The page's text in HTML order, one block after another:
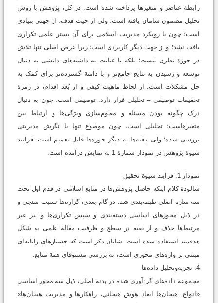
رابطة عناصر و متغیرها پرداخته ‌شده است. در کل، پژوهش با روش
تحلیل مضمون سامان ‌یافته است؛ ولی از حیث هدف، از جهتی بنیادی
است؛ چون با رویکرد مدیریت اسلامی برای آن بستر علمی تکراری
یافت نشد؛ و از جهت ديگر کاربردی است؛ زیرا غرض اصلی تنها تلاش
در حوزة نظری نیست؛ بلکه با عنایت به داشته‌های دانشی به دنبال
توسعه و رسیدن به نتایج جامع‌تر و با دامنة گسترده‌تر برای کمک به
حل مشکلات است. از لحاظ ماهیت کیفی و از بُعد اقدام، در زمرة
تحقیقات توصیفی – تحلیلی قرار دارد. توصیفی است، چون به دنبال
درک چگونه بودن مسئله و معلوم‌سازی ویژگی‌ها و ارتباط بین
متغیرهاست؛ تحلیلی است، چون موضوع تنها با نگرش مدیریتی
بررسی ‌شده؛ ولی یافته‌ها به دیگر حوزه‌ها قابل ‌تعمیم است. فرایند
شیوة پژوهش در نمودار شمارة 1 به نمایش درآمده است.
نمودار 1. فرایند شیوة تحقیق
شالودة کلام اینکه حاصل پژوهش‌ها در منابع اسلامی در قدم اول تحت
سه سازة اصلی طبقه‌بندی شد. در گام بعدی، گزاره‌ها نسبت سنجی و
در ذیل محورهای اساسی دسته‌بندی و سپس تکراری‌ها و نیز غیر
مرتبط‌ها حذف و از بقیه در سطح و ظرفیت مقالة علمی به شکل
هدفمند استفاده ‌شده است. شایان ‌ذکر است که جستارهای رایانه‌ای
مبتنی بر واژه‌های محوری است، نه بررسی مستوفای همة منابع.
4. تجزیه‌وتحلیل داده‌ها
مجموعة داده‌های گردآوری ‌شده در بدنة اصلی، ذيل سه محور اساسی
«انواع‌، هيجان‌ها ابعاد هوش هيجاني، راهکارها و مدیریت هیجان‌ها»